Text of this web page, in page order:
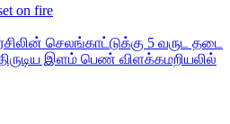
on fire
செலங்காட்டுக்கு 5 வருட தடை
இளம் பெண் விளக்கமறியலில்